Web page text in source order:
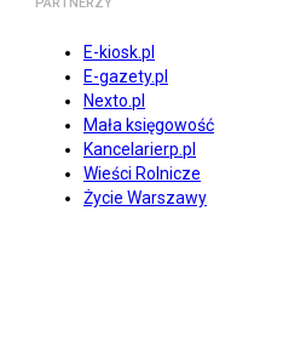
E-kiosk.pl
E-gazety.pl
Nexto.pl
Mała księgowość
Kancelarierp.pl
Wieści Rolnicze
Życie Warszawy